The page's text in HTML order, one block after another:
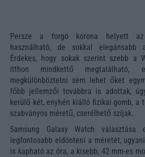
Persze a forgó korona helyett
használható, de sokkal elegánsabb
Érdekes, hogy sokak szerint szebb a
itthon mindkettő megtalálható,
megkülönböztetni sem lehet őket
főbb jellemzői továbbra is adottak,
kerülő két, enyhén kiálló fizikai gomb, a
szabványos méretű, cserélhető szíjak.
Samsung Galaxy Watch
legfontosabb eldönteni a méretét,
is kapható az óra, a kisebb, 42 mm-es